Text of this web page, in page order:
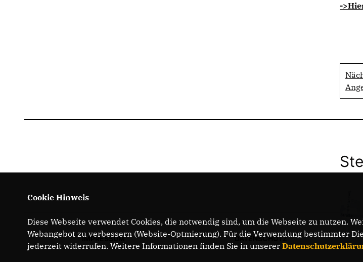
-
IMPRESSUM DATENSCHUTZ
Cookie Hinweis
Diese Webseite verwendet Cookies, die notwendig sind, um die Webseite zu nutzen.
Webangebot zu verbessern (Website-Optmierung). Für die Verwendung bestimmter
jederzeit widerrufen. Weitere Informationen finden Sie in unserer